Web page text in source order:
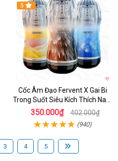
Hot
5
Cốc Âm Đạo Fervent X Gai Bi
Trong Suốt Siêu Kích Thích Nam
Giới
350.000₫ 402.000₫
(940)
3 4 5